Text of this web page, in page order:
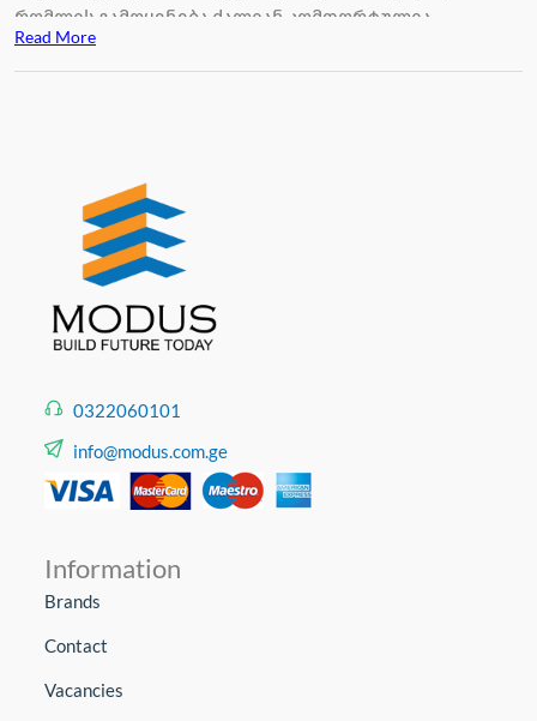
რომლის გამოყენება ძალიან კომფორტულია
პიკნიკების დროს, სამსახურში საკვების წაღების დროს
და ა.შ.
Read More
0322060101
info@modus.com.ge
Information
Brands
Contact
Vacancies